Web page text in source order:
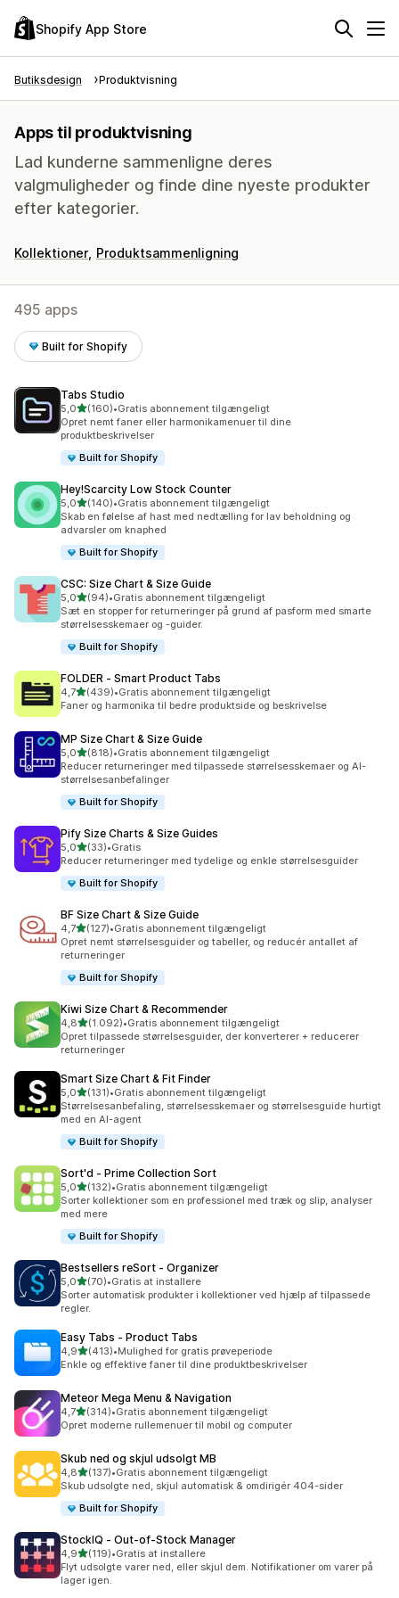
Shopify App Store
Butiksdesign Produktvisning
Apps til produktvisning
Lad kunderne sammenligne deres
valgmuligheder og finde dine nyeste produkter
efter kategorier.
Kollektioner Produktsammenligning
495 apps
Built for Shopify
Tabs Studio
5,0ud af 5 stjerner
(160)
160 anmeldelser i alt
•Gratis abonnement tilgængeligt
Opret nemt faner eller harmonikamenuer til dine
produktbeskrivelser
Built for Shopify
Hey!Scarcity Low Stock Counter
5,0ud af 5 stjerner
(140)
140 anmeldelser i alt
•Gratis abonnement tilgængeligt
Skab en følelse af hast med nedtælling for lav beholdning og
advarsler om knaphed
Built for Shopify
CSC: Size Chart & Size Guide
5,0ud af 5 stjerner
(94)
94 anmeldelser i alt
•Gratis abonnement tilgængeligt
Sæt en stopper for returneringer på grund af pasform med smarte
størrelsesskemaer og -guider.
Built for Shopify
FOLDER ‑ Smart Product Tabs
4,7ud af 5 stjerner
(439)
439 anmeldelser i alt
•Gratis abonnement tilgængeligt
Faner og harmonika til bedre produktside og beskrivelse
MP Size Chart & Size Guide
5,0ud af 5 stjerner
(818)
818 anmeldelser i alt
•Gratis abonnement tilgængeligt
Reducer returneringer med tilpassede størrelsesskemaer og AI-
størrelsesanbefalinger
Built for Shopify
Pify Size Charts & Size Guides
5,0ud af 5 stjerner
(33)
33 anmeldelser i alt
•Gratis
Reducer returneringer med tydelige og enkle størrelsesguider
Built for Shopify
BF Size Chart & Size Guide
4,7ud af 5 stjerner
(127)
127 anmeldelser i alt
•Gratis abonnement tilgængeligt
Opret nemt størrelsesguider og tabeller, og reducér antallet af
returneringer
Built for Shopify
Kiwi Size Chart & Recommender
4,8ud af 5 stjerner
(1.092)
1092 anmeldelser i alt
•Gratis abonnement tilgængeligt
Opret tilpassede størrelsesguider, der konverterer + reducerer
returneringer
Smart Size Chart & Fit Finder
5,0ud af 5 stjerner
(131)
131 anmeldelser i alt
•Gratis abonnement tilgængeligt
Størrelsesanbefaling, størrelsesskemaer og størrelsesguide hurtigt
med en AI-agent
Built for Shopify
Sort'd ‑ Prime Collection Sort
5,0ud af 5 stjerner
(132)
132 anmeldelser i alt
•Gratis abonnement tilgængeligt
Sorter kollektioner som en professionel med træk og slip, analyser
med mere
Built for Shopify
Bestsellers reSort ‑ Organizer
5,0ud af 5 stjerner
(70)
70 anmeldelser i alt
•Gratis at installere
Sorter automatisk produkter i kollektioner ved hjælp af tilpassede
regler.
Easy Tabs ‑ Product Tabs
4,9ud af 5 stjerner
(413)
413 anmeldelser i alt
•Mulighed for gratis prøveperiode
Enkle og effektive faner til dine produktbeskrivelser
Meteor Mega Menu & Navigation
4,7ud af 5 stjerner
(314)
314 anmeldelser i alt
•Gratis abonnement tilgængeligt
Opret moderne rullemenuer til mobil og computer
Skub ned og skjul udsolgt MB
4,8ud af 5 stjerner
(137)
137 anmeldelser i alt
•Gratis abonnement tilgængeligt
Skub udsolgte ned, skjul automatisk & omdirigér 404-sider
Built for Shopify
StockIQ ‑ Out‑of‑Stock Manager
4,9ud af 5 stjerner
(119)
119 anmeldelser i alt
•Gratis at installere
Flyt udsolgte varer ned, eller skjul dem. Notifikationer om varer på
lager igen.